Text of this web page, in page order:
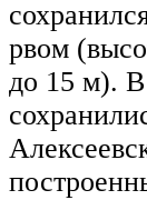
рвом
до 15 м). В